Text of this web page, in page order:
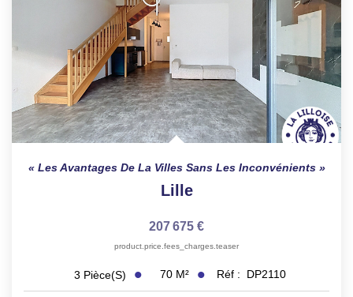
Les Avantages De La Villes Sans Les Inconvénients
Lille
207 675 €
product.price.fees_charges.teaser
3 Pièce(s) 70 M² Réf : DP2110